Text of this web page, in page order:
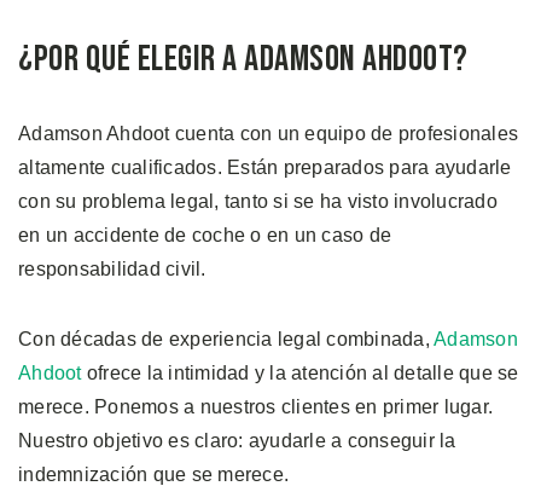
¿Por Qué Elegir a Adamson Ahdoot?
Adamson Ahdoot cuenta con un equipo de profesionales
altamente cualificados. Están preparados para ayudarle
con su problema legal, tanto si se ha visto involucrado
en un accidente de coche o en un caso de
responsabilidad civil.
Con décadas de experiencia legal combinada, Adamson
Ahdootofrece la intimidad y la atención al detalle que se
merece. Ponemos a nuestros clientes en primer lugar.
Nuestro objetivo es claro: ayudarle a conseguir la
indemnización que se merece.